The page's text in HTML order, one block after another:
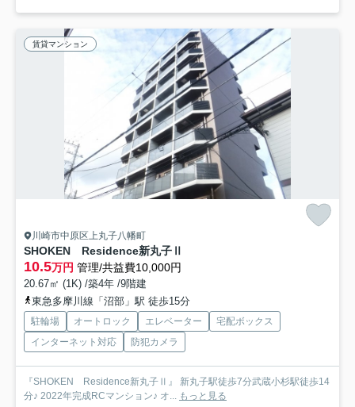
賃貸マンション
川崎市中原区上丸子八幡町
SHOKEN Residence新丸子Ⅱ
10.5万円 管理/共益費10,000円
20.67㎡ (1K) /築4年 /9階建
東急多摩川線「沼部」駅 徒歩15分
駐輪場 オートロック エレベーター
宅配ボックス
インターネット対応
防犯カメラ
『SHOKEN Residence新丸子Ⅱ』 新丸子駅徒歩7分武蔵小杉駅徒歩14
分♪ 2022年完成RCマンション♪ オ... もっと見る